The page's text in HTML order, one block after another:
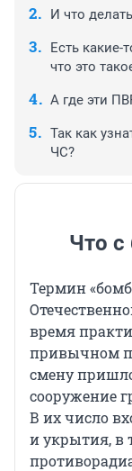
И что
Есть какие-
что это
А где эти
Так как
ЧС?
Что
Термин
время
привычном
смену
сооружение
В их число
и укрытия, в